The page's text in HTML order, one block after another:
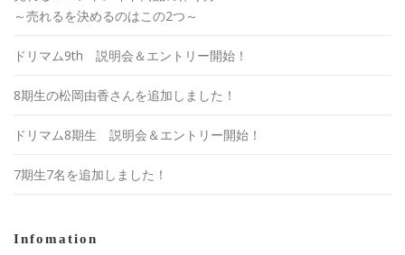
～売れるを決めるのはこの2つ～
ドリマム9th 説明会＆エントリー開始！
8期生の松岡由香さんを追加しました！
ドリマム8期生 説明会＆エントリー開始！
7期生7名を追加しました！
Infomation